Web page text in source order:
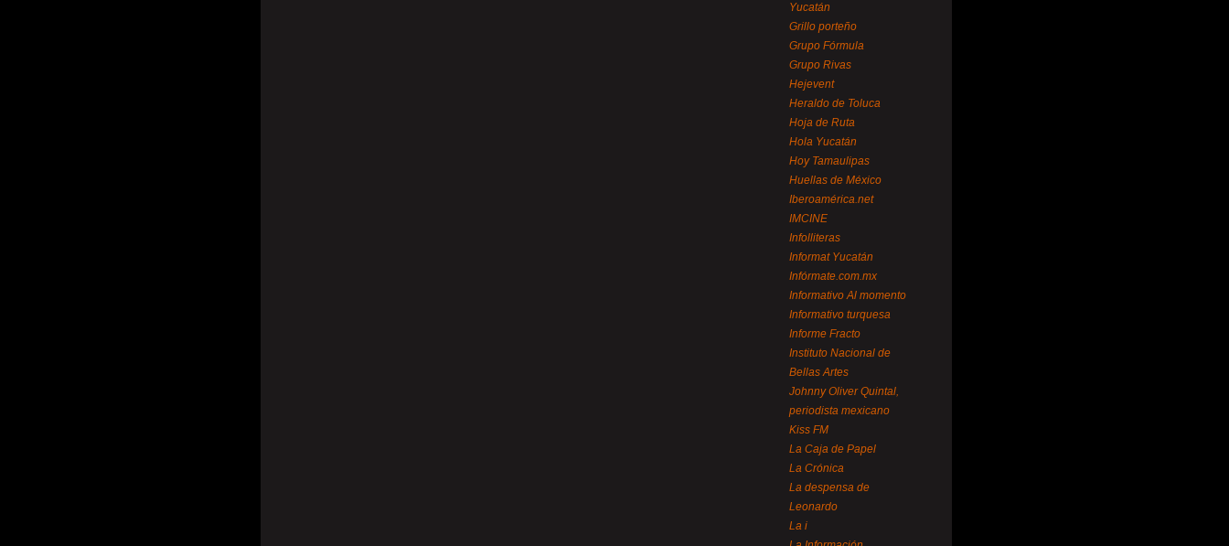
Yucatán
Grillo porteño
Grupo Fórmula
Grupo Rivas
Hejevent
Heraldo de Toluca
Hoja de Ruta
Hola Yucatán
Hoy Tamaulipas
Huellas de México
Iberoamérica.net
IMCINE
Infolliteras
Informat Yucatán
Infórmate.com.mx
Informativo Al momento
Informativo turquesa
Informe Fracto
Instituto Nacional de
Bellas Artes
Johnny Oliver Quintal,
periodista mexicano
Kiss FM
La Caja de Papel
La Crónica
La despensa de
Leonardo
La i